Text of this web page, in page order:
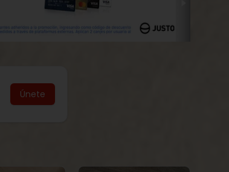
Únete